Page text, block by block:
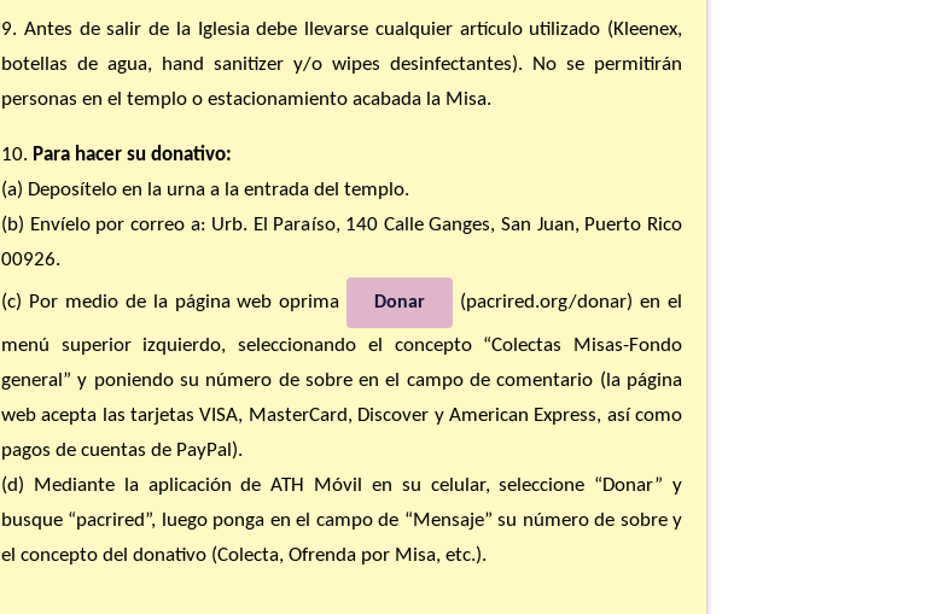
9. Antes de salir de la Iglesia debe llevarse cualquier artículo utilizado (Kleenex,
botellas de agua, hand sanitizer y/o wipes desinfectantes). No se permitirán
personas en el templo o estacionamiento acabada la Misa.
10. Para hacer su donativo:
(a) Deposítelo en la urna a la entrada del templo.
(b) Envíelo por correo a: Urb. El Paraíso, 140 Calle Ganges, San Juan, Puerto Rico
00926.
(c) Por medio de la página web oprima Donar (pacrired.org/donar) en el
menú superior izquierdo, seleccionando el concepto “Colectas Misas-Fondo
general” y poniendo su número de sobre en el campo de comentario (la página
web acepta las tarjetas VISA, MasterCard, Discover y American Express, así como
pagos de cuentas de PayPal).
(d) Mediante la aplicación de ATH Móvil en su celular, seleccione “Donar” y
busque “pacrired”, luego ponga en el campo de “Mensaje” su número de sobre y
el concepto del donativo (Colecta, Ofrenda por Misa, etc.).